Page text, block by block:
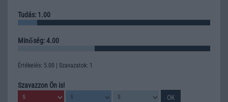
Tudás: 1.00
Minőség: 4.00
Értékelés: 5.00 | Szavazatok: 1
Szavazzon Ön is!